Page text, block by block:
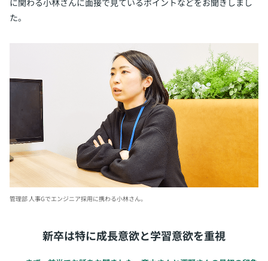
に関わる小林さんに面接で見ているポイントなどをお聞きしまし
た。
管理部 人事Gでエンジニア採用に携わる小林さん。
新卒は特に成長意欲と学習意欲を重視